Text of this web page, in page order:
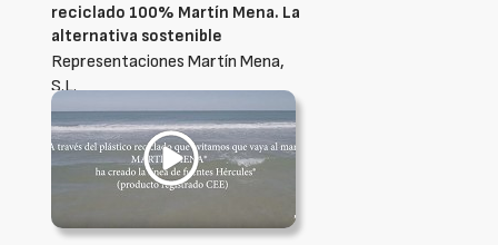
reciclado 100% Martín Mena. La
alternativa sostenible
Representaciones Martín Mena,
S.L.